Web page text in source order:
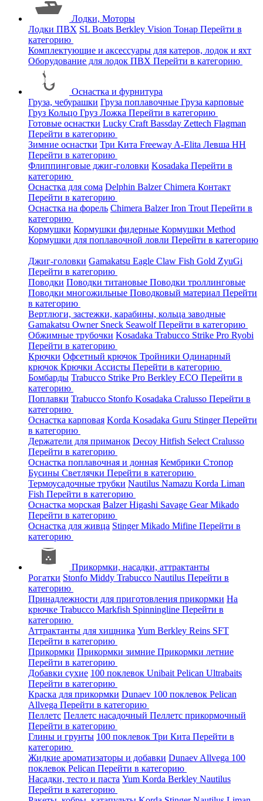
Лодки, Моторы
Лодки ПВХ SL Boats Berkley Vision Тонар Перейти в
категорию
Комплектующие и аксессуары для катеров, лодок и яхт
Оборудование для лодок ПВХ Перейти в категорию
Оснастка и фурнитура
Груза, чебурашки Груза поплавочные Груза карповые
Груз Кольцо Груз Ложка Перейти в категорию
Готовые оснастки Lucky Craft Bassday Zettech Flagman
Перейти в категорию
Зимние оснастки Три Кита Freeway A-Elita Левша НН
Перейти в категорию
Флиппинговые джиг-головки Kosadaka Перейти в
категорию
Оснастка для сома Delphin BalzerChimera Контакт
Перейти в категорию
Оснастка на форель Chimera BalzerIron Trout Перейти в
категорию
Кормушки Кормушки фидерные Кормушки Method
Кормушки для поплавочной ловли Перейти в категорию
Джиг-головки Gamakatsu Eagle Claw Fish Gold ZyuGi
Перейти в категорию
Поводки Поводки титановые Поводки троллинговые
Поводки многожильные Поводковый материал Перейти
в категорию
Вертлюги, застежки, карабины, кольца заводные
Gamakatsu Owner Sneck SeawolfПерейти в категорию
Обжимные трубочки Kosadaka Trabucco Strike Pro Ryobi
Перейти в категорию
Крючки Офсетный крючок Тройники Одинарный
крючок Крючки Ассисты Перейти в категорию
Бомбарды Trabucco Strike Pro Berkley ECO Перейти в
категорию
Поплавки Trabucco Stonfo Kosadaka Cralusso Перейти в
категорию
Оснастка карповая Korda Kosadaka Guru StingerПерейти
в категорию
Держатели для приманок Decoy Hitfish Select Cralusso
Перейти в категорию
Оснастка поплавочная и донная Кембрики Стопор
Бусины Светлячки Перейти в категорию
Термоусадочные трубки Nautilus Namazu Korda Liman
Fish Перейти в категорию
Оснастка морская BalzerHigashi Savage GearMikado
Перейти в категорию
Оснастка для живца StingerMikado Mifine Перейти в
категорию
Прикормки, насадки, аттрактанты
Рогатки Stonfo Middy Trabucco Nautilus Перейти в
категорию
Принадлежности для приготовления прикормки На
крючке Trabucco Markfish Spinningline Перейти в
категорию
Аттрактанты для хищника Yum Berkley Reins SFT
Перейти в категорию
Прикормки Прикормки зимние Прикормки летние
Перейти в категорию
Добавки сухие 100 поклевок Unibait Pelican Ultrabaits
Перейти в категорию
Краска для прикормки Dunaev 100 поклевок Pelican
Allvega Перейти в категорию
Пеллетс Пеллетс насадочный Пеллетс прикормочный
Перейти в категорию
Глины и грунты 100 поклевок Три Кита Перейти в
категорию
Жидкие ароматизаторы и добавки Dunaev Allvega 100
поклевок Pelican Перейти в категорию
Насадки, тесто и паста Yum Korda Berkley Nautilus
Перейти в категорию